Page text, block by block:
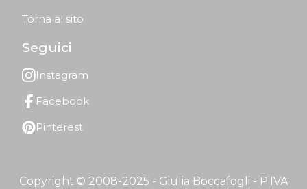
Torna al sito
Seguici
Instagram
Facebook
Pinterest
Copyright © 2008-2025 - Giulia Boccafogli - P.IVA